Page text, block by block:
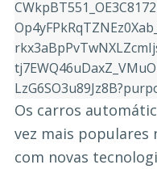
Os carros
vez mais
com novas